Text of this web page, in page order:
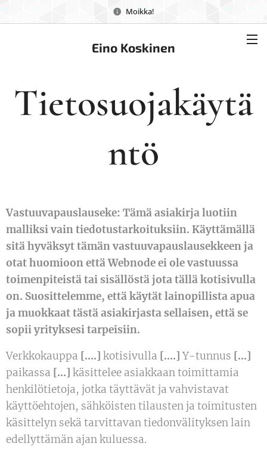
Moikka!
Eino Koskinen
Tietosuojakäytä
ntö
Vastuuvapauslauseke: Tämä asiakirja luotiin
malliksi vain tiedotustarkoituksiin. Käyttämällä
sitä hyväksyt tämän vastuuvapauslausekkeen ja
otat huomioon että Webnode ei ole vastuussa
toimenpiteistä tai sisällöstä jota tällä kotisivulla
on. Suosittelemme, että käytät lainopillista apua
ja muokkaat tästä asiakirjasta sellaisen, että se
sopii yrityksesi tarpeisiin.
Verkkokauppa [….] kotisivulla [….] Y-tunnus […]
paikassa […] käsittelee asiakkaan toimittamia
henkilötietoja, jotka täyttävät ja vahvistavat
käyttöehtojen, sähköisten tilausten ja toimitusten
käsittelyn sekä tarvittavan tiedonvälityksen lain
edellyttämän ajan kuluessa.